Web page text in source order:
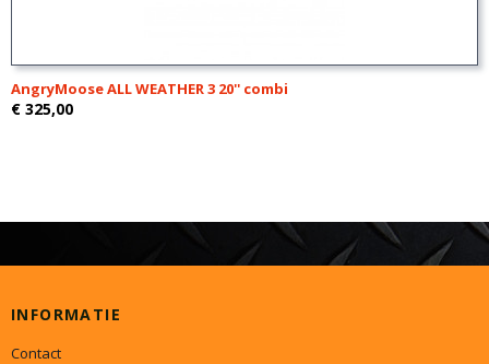
AngryMoose ALL WEATHER 3 20'' combi
€ 325,00
INFORMATIE
Contact